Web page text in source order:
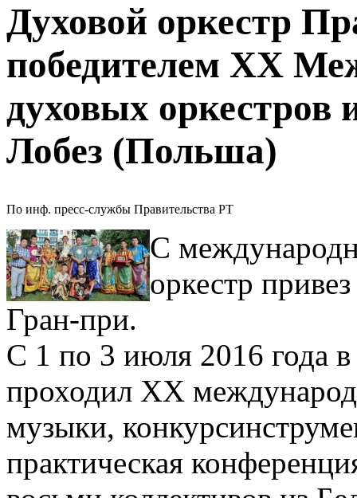
Духовой оркестр
победителем XX
духовых оркестров
Лобез (Польша)
По инф. пресс-службы Правительства РТ
С
оркестр
Гран-при.
С 1 по 3 июля 2016 года в
проходил XX
музыки,
практическая